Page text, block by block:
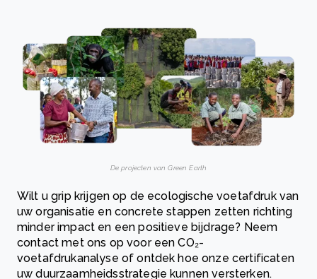
De projecten van Green Earth
Wilt u grip krijgen op de ecologische voetafdruk van
uw organisatie en concrete stappen zetten richting
minder impact en een positieve bijdrage? Neem
contact met ons op voor een CO₂-
voetafdrukanalyse of ontdek hoe onze certificaten
uw duurzaamheidsstrategie kunnen versterken.